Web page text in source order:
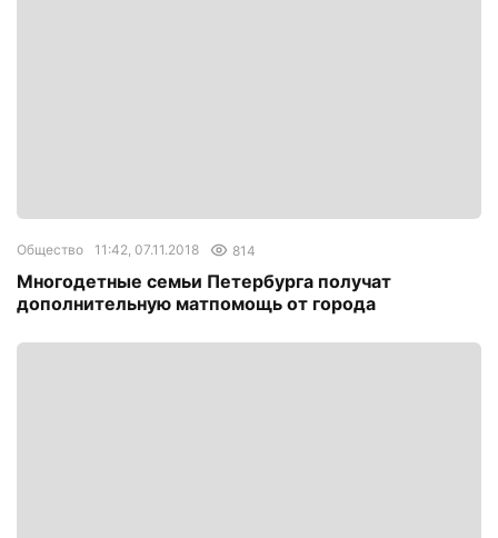
Общество 11:42, 07.11.2018 814
Многодетные семьи Петербурга получат
дополнительную матпомощь от города